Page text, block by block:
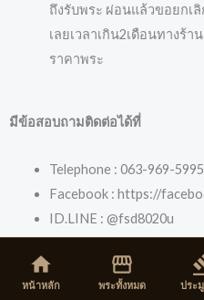
ถึงรับพระ ผ่อนแล้วขอยกเ
เลยเวลาเกิน2เดือนทางร้
ราคาพระ
มีข้อสอบถามติดต่อได้ที่
Telephone : 063-969-
Facebook : https://
ID.LINE : @fsd8020u
e-mail :
home
หน้าหลัก
storefront
พระทั้งหมด ประ